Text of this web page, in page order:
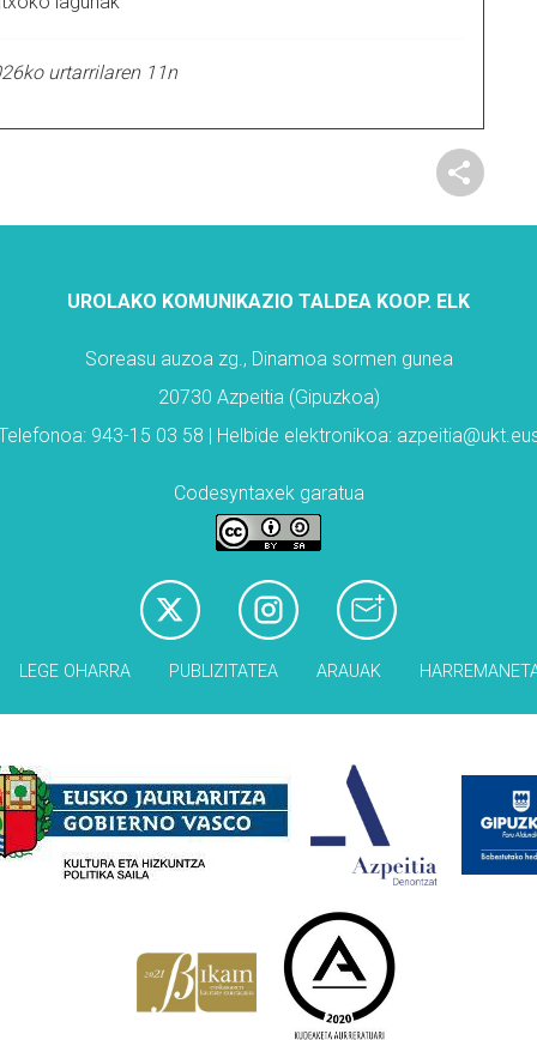
urtarrilaren 11n
UROLAKO KOMUNIKAZIO TALDEA KOOP. ELK
Soreasu auzoa zg., Dinamoa sormen gunea
20730 Azpeitia (Gipuzkoa)
943-15 03 58 | Helbide elektronikoa:
Codesyntaxek garatua
LEGE OHARRA PUBLIZITATEA ARAUAK